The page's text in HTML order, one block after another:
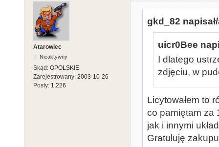
Atarowiec
Nieaktywny
Skąd: OPOLSKIE
Zarejestrowany: 2003-10-26
Posty: 1,226
gkd_82
uicr0Bee
I dlatego
zdjęciu, w
Licytowałem to
co pamiętam za
jak i innymi
Gratuluję